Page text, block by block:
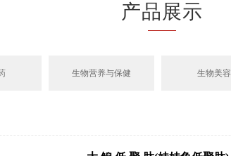
产品展示
生物营养与保健 生物美容